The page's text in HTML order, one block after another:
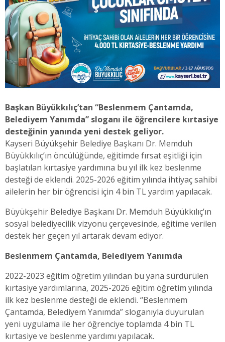
Başkan Büyükkılıç’tan “Beslenmem Çantamda,
Belediyem Yanımda” sloganı ile öğrencilere kırtasiye
desteğinin yanında yeni destek geliyor.
Kayseri Büyükşehir Belediye Başkanı Dr. Memduh
Büyükkılıç’ın öncülüğünde, eğitimde fırsat eşitliği için
başlatılan kırtasiye yardımına bu yıl ilk kez beslenme
desteği de eklendi. 2025-2026 eğitim yılında ihtiyaç sahibi
ailelerin her bir öğrencisi için 4 bin TL yardım yapılacak.
Büyükşehir Belediye Başkanı Dr. Memduh Büyükkılıç’ın
sosyal belediyecilik vizyonu çerçevesinde, eğitime verilen
destek her geçen yıl artarak devam ediyor.
Beslenmem Çantamda, Belediyem Yanımda
2022-2023 eğitim öğretim yılından bu yana sürdürülen
kırtasiye yardımlarına, 2025-2026 eğitim öğretim yılında
ilk kez beslenme desteği de eklendi. “Beslenmem
Çantamda, Belediyem Yanımda” sloganıyla duyurulan
yeni uygulama ile her öğrenciye toplamda 4 bin TL
kırtasiye ve beslenme yardımı yapılacak.